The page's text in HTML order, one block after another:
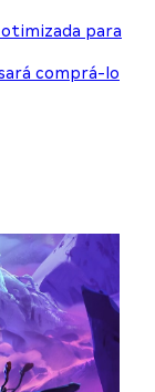
para
comprá-lo